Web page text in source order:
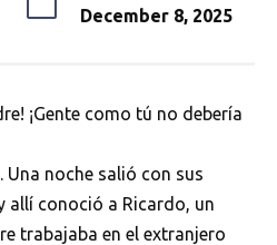
December 8, 2025
¡Gente como tú no debería
noche salió con sus
allí conoció a Ricardo, un
trabajaba en el extranjero